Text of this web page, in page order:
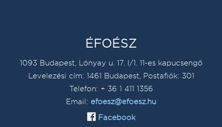
ÉFOÉSZ
1093 Budapest, Lónyay u. 17. I/1. 11-es kapucsengő
Levelezési cím: 1461 Budapest, Postafiók: 301
Telefon: + 36 1 411 1356
Email: efoesz@efoesz.hu
Facebook